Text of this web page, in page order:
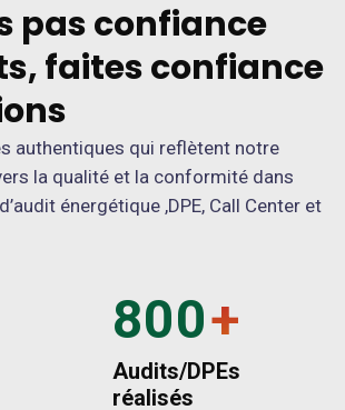
pas confiance
faites confiance
authentiques qui reflètent notre
la qualité et la conformité dans
énergétique ,DPE, Call Center et
800+
Audits/DPEs
réalisés